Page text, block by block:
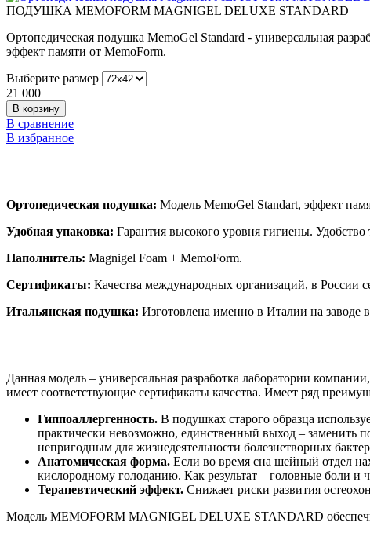
ПОДУШКА MEMOFORM MAGNIGEL DELUXE STANDARD
Ортопедическая подушка MemoGel Standard - универсальная
эффект памяти от MemoForm.
Выберите размер
21 000
В сравнение
В избранное
Ортопедическая подушка: Модель MemoGel Standart, эффект
Удобная упаковка: Гарантия высокого уровня гигиены. Удобство
Наполнитель: Magnigel Foam + MemoForm.
Сертификаты: Качества международных организаций, в России
Итальянская подушка: Изготовлена именно в Италии на заводе
Данная модель – универсальная разработка лаборатории
имеет соответствующие сертификаты качества. Имеет ряд
Гиппоаллергенность. В подушках старого образца
практически невозможно, единственный выход – заменить
непригодным для жизнедеятельности болезнетворных
Анатомическая форма. Если во время сна шейный отдел
кислородному голоданию. Как результат – головные боли и
Терапевтический эффект. Снижает риски развития
Модель MEMOFORM MAGNIGEL DELUXE STANDARD